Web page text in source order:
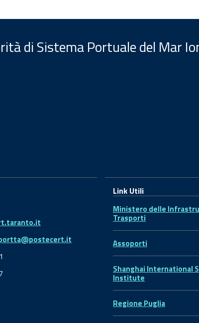
di Sistema Portuale del Mar
Link Utili
Ministero delle
Trasporti
Assoporti
Shanghai International
Institute
Regione Puglia